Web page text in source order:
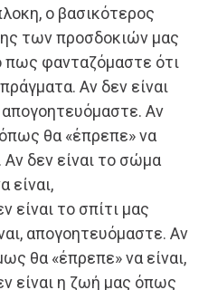
ο βασικότερος
των προσδοκιών μας
πως φανταζόμαστε ότι
Αν δεν είναι
Αν
θα «έπρεπε» να
δεν είναι το σώμα
είναι,
είναι το σπίτι μας
απογοητευόμαστε. Αν
θα «έπρεπε» να είναι,
είναι η ζωή μας όπως